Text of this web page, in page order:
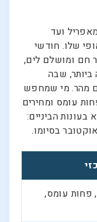
ועד
שלו. חודשי
חם ומושלם לים,
שבה
מהר. מי שמחפש
עומס ומחירים
בעונות הביניים:
בסיומו.
פחות עומס,